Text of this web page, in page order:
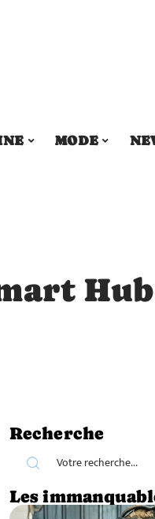
MODE
Recherche
Les